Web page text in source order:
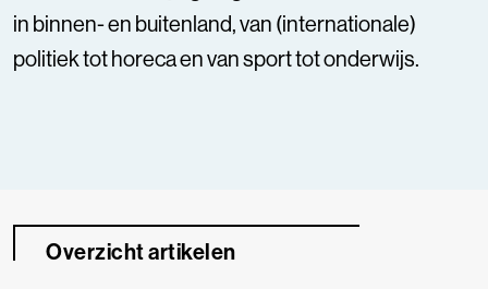
in binnen- en buitenland, van (internationale)
politiek tot horeca en van sport tot onderwijs.
Overzicht artikelen